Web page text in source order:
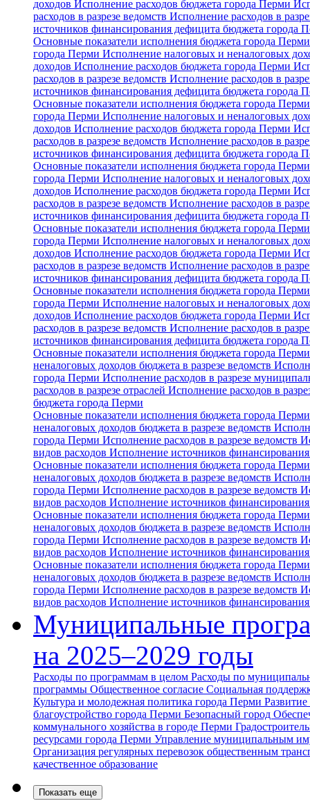
доходов Исполнение расходов бюджета города Перми
расходов в разрезе ведомств Исполнение расходов в
источников финансирования дефицита бюджета города
Основные показатели исполнения бюджета города
города Перми Исполнение налоговых и неналоговых
доходов Исполнение расходов бюджета города Перми
расходов в разрезе ведомств Исполнение расходов в
источников финансирования дефицита бюджета города
Основные показатели исполнения бюджета города
города Перми Исполнение налоговых и неналоговых
доходов Исполнение расходов бюджета города Перми
расходов в разрезе ведомств Исполнение расходов в
источников финансирования дефицита бюджета города
Основные показатели исполнения бюджета города
города Перми Исполнение налоговых и неналоговых
доходов Исполнение расходов бюджета города Перми
расходов в разрезе ведомств Исполнение расходов в
источников финансирования дефицита бюджета города
Основные показатели исполнения бюджета города
города Перми Исполнение налоговых и неналоговых
доходов Исполнение расходов бюджета города Перми
расходов в разрезе ведомств Исполнение расходов в
источников финансирования дефицита бюджета города
Основные показатели исполнения бюджета города
города Перми Исполнение налоговых и неналоговых
доходов Исполнение расходов бюджета города Перми
расходов в разрезе ведомств Исполнение расходов в
источников финансирования дефицита бюджета города
Основные показатели исполнения бюджета города
неналоговых доходов бюджета в разрезе ведомств
города Перми Исполнение расходов в разрезе
расходов в разрезе отраслей Исполнение расходов в
бюджета города Перми
Основные показатели исполнения бюджета города
неналоговых доходов бюджета в разрезе ведомств
города Перми Исполнение расходов в разрезе ведомств
видов расходов Исполнение источников
Основные показатели исполнения бюджета города
неналоговых доходов бюджета в разрезе ведомств
города Перми Исполнение расходов в разрезе ведомств
видов расходов Исполнение источников
Основные показатели исполнения бюджета города
неналоговых доходов бюджета в разрезе ведомств
города Перми Исполнение расходов в разрезе ведомств
видов расходов Исполнение источников
Основные показатели исполнения бюджета города
неналоговых доходов бюджета в разрезе ведомств
города Перми Исполнение расходов в разрезе ведомств
видов расходов Исполнение источников
Муниципальные
на 2025–2029 годы
Расходы по программам в целом Расходы по
программы Общественное согласие Социальная
Культура и молодежная политика города Перми
благоустройство города Перми Безопасный город
коммунального хозяйства в городе Перми
ресурсами города Перми Управление муниципальным
Организация регулярных перевозок общественным
качественное образование
Показать еще